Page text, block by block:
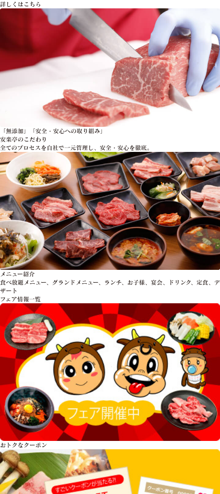
詳しくはこちら
「無添加」「安全・安心への取り組み」
安楽亭のこだわり
全てのプロセスを自社で一元管理し、安全・安心を徹底。
メニュー紹介
食べ放題メニュー、グランドメニュー、ランチ、お子様、宴会、ドリンク、定食、デ
ザート
フェア情報一覧
おトクな クーポン